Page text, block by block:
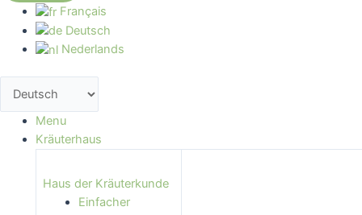
Français
Deutsch
Nederlands
Menu
Kräuterhaus
Haus der Kräuterkunde
Einfacher